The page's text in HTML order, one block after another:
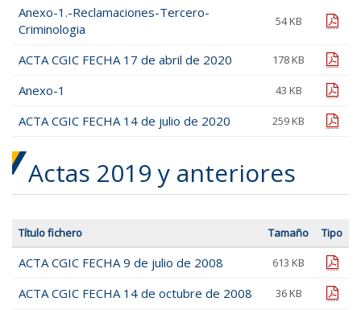
Anexo-1.-Reclamaciones-Tercero-
Criminologia
54 KB pdf
ACTA CGIC FECHA 17 de abril de 2020 178 KB pdf
Anexo-1 43 KB pdf
ACTA CGIC FECHA 14 de julio de 2020 259 KB pdf
Actas 2019 y anteriores
Título fichero Tamaño Tipo
ACTA CGIC FECHA 9 de julio de 2008 613 KB pdf
ACTA CGIC FECHA 14 de octubre de 2008 36 KB pdf